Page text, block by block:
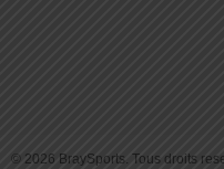
© 2026 BraySports. Tous droits